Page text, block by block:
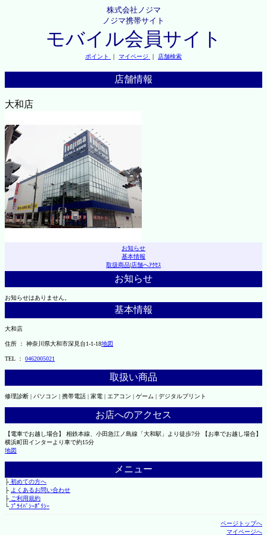
株式会社ノジマ
ノジマ携帯サイト
モバイル会員サイト
ポイント ｜ マイページ ｜ 店舗検索
店舗情報
大和店
お知らせ
基本情報
取扱商品|店舗へｱｸｾｽ
お知らせ
お知らせはありません。
基本情報
大和店
住所 ： 神奈川県大和市深見台1-1-18地図
TEL ： 0462005021
取扱い商品
修理診断 | パソコン | 携帯電話 | 家電 | エアコン | ゲーム | デジタルプリント
お店へのアクセス
【電車でお越し場合】 相鉄本線、小田急江ノ島線「大和駅」より徒歩7分 【お車でお越し場合】
横浜町田インターより車で約15分
地図
メニュー
├初めての方へ
├ よくあるお問い合わせ
├ご利用規約
└ﾌﾟﾗｲﾊﾞｼｰﾎﾟﾘｼｰ
ページトップへ
マイページへ